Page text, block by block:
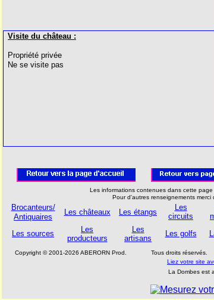
Visite du château :
Propriété privée
Ne se visite pas
Les informations contenues dans cette
Pour d'autres renseignements merci
Brocanteurs/
Antiquaires
Les châteaux Les étangs
Les
circuits
Les sources
Les
producteurs
Les
artisans
Les golfs
Copyright © 2001-2026 ABERORN Prod. Tous droits réservés.
Liez votre site
La Dombes est